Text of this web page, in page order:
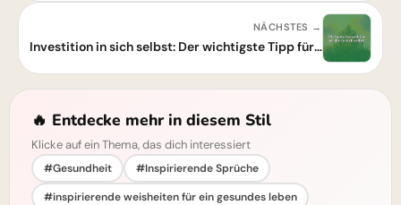
NÄCHSTES →
Investition in sich selbst: Der wichtigste Tipp für dein Leben!
🔥 Entdecke mehr in diesem Stil
Klicke auf ein Thema, das dich interessiert
#Gesundheit
#Inspirierende Sprüche
#inspirierende weisheiten für ein gesundes leben